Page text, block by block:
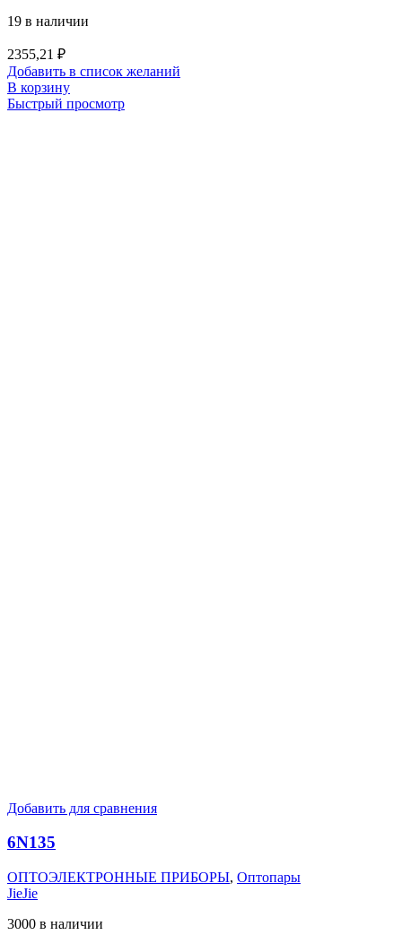
19 в наличии
2355,21 ₽
Добавить в список желаний
В корзину
Быстрый просмотр
Добавить для сравнения
6N135
ОПТОЭЛЕКТРОННЫЕ ПРИБОРЫ, Оптопары
JieJie
3000 в наличии